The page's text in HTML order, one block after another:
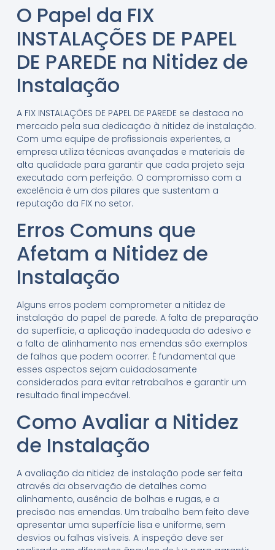
O Papel da FIX
INSTALAÇÕES DE PAPEL
DE PAREDE na Nitidez de
Instalação
A FIX INSTALAÇÕES DE PAPEL DE PAREDE se destaca no
mercado pela sua dedicação à nitidez de instalação.
Com uma equipe de profissionais experientes, a
empresa utiliza técnicas avançadas e materiais de
alta qualidade para garantir que cada projeto seja
executado com perfeição. O compromisso com a
excelência é um dos pilares que sustentam a
reputação da FIX no setor.
Erros Comuns que
Afetam a Nitidez de
Instalação
Alguns erros podem comprometer a nitidez de
instalação do papel de parede. A falta de preparação
da superfície, a aplicação inadequada do adesivo e
a falta de alinhamento nas emendas são exemplos
de falhas que podem ocorrer. É fundamental que
esses aspectos sejam cuidadosamente
considerados para evitar retrabalhos e garantir um
resultado final impecável.
Como Avaliar a Nitidez
de Instalação
A avaliação da nitidez de instalação pode ser feita
através da observação de detalhes como
alinhamento, ausência de bolhas e rugas, e a
precisão nas emendas. Um trabalho bem feito deve
apresentar uma superfície lisa e uniforme, sem
desvios ou falhas visíveis. A inspeção deve ser